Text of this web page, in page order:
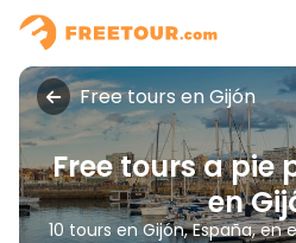
Free tours en Gijón
Free tours a pie
en
10 tours en Gijón, España,